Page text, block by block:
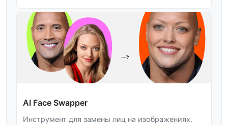
AI Face Swapper
Инструмент для замены лиц на изображениях.